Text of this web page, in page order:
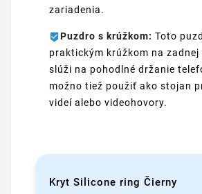
zariadenia.
Puzdro s krúžkom: Toto
praktickým krúžkom na
slúži na pohodlné držanie
možno tiež použiť ako stojan
videí alebo videohovory.
Kryt Silicone ring Čierny